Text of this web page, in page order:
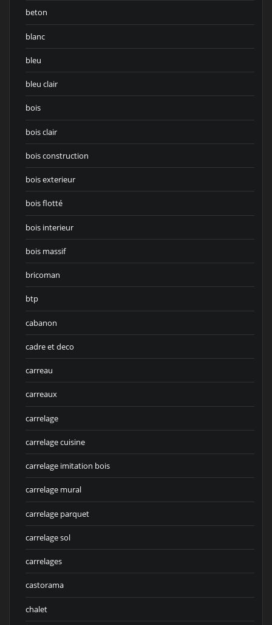
beton
blanc
bleu
bleu clair
bois
bois clair
bois construction
bois exterieur
bois flotté
bois interieur
bois massif
bricoman
btp
cabanon
cadre et deco
carreau
carreaux
carrelage
carrelage cuisine
carrelage imitation bois
carrelage mural
carrelage parquet
carrelage sol
carrelages
castorama
chalet